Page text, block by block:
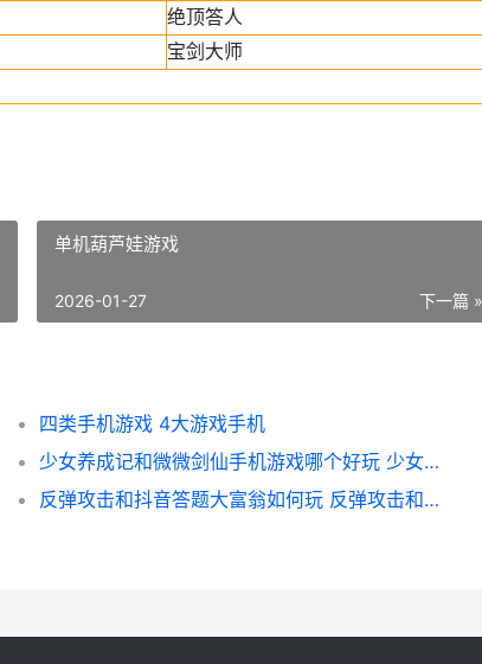
绝顶答人
宝剑大师
单机葫芦娃游戏
下一篇 »
2026-01-27
四类手机游戏 4大游戏手机
少女养成记和微微剑仙手机游戏哪个好玩 少女养成记无限金币版
反弹攻击和抖音答题大富翁如何玩 反弹攻击和抖音的关系